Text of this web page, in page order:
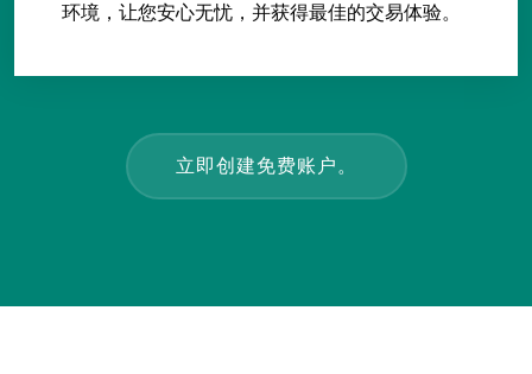
环境，让您安心无忧，并获得最佳的交易体验。
立即创建免费账户。